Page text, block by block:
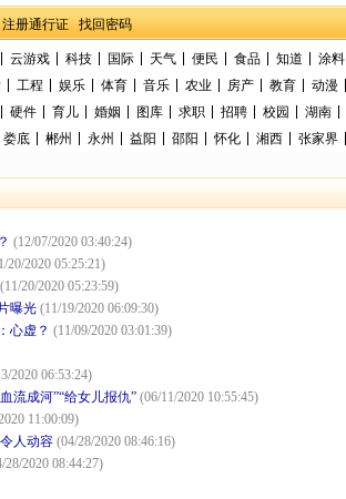
找回密码
云游戏 科技 国际 天气 便民 食品 知道 涂料
工程 娱乐 体育 音乐 农业 房产 教育 动漫
硬件 育儿 婚姻 图库 求职 招聘 校园 湖南
娄底 郴州 永州 益阳 邵阳 怀化 湘西 张家界
(12/07/2020 03:40:24)
20/2020 05:25:21)
(11/20/2020 05:23:59)
曝光 (11/19/2020 06:09:30)
心虚？ (11/09/2020 03:01:39)
2020 06:53:24)
流成河”“给女儿报仇” (06/11/2020 10:55:45)
11:00:09)
人动容 (04/28/2020 08:46:16)
28/2020 08:44:27)